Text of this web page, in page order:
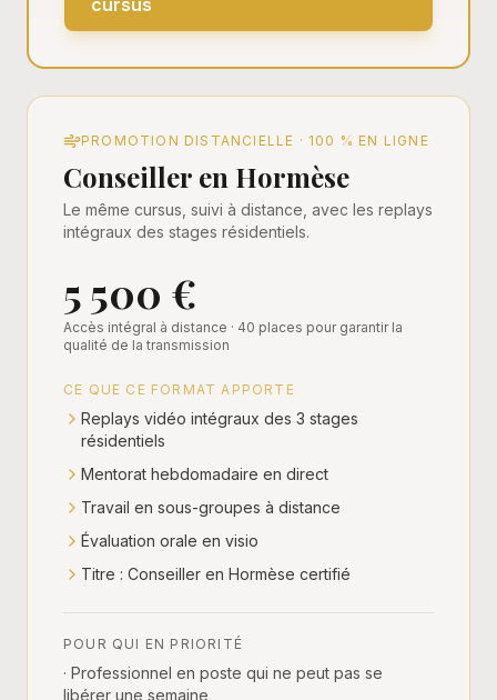
cursus
PROMOTION DISTANCIELLE · 100 % EN LIGNE
Conseiller en Hormèse
Le même cursus, suivi à distance, avec les replays
intégraux des stages résidentiels.
5 500 €
Accès intégral à distance · 40 places pour garantir la
qualité de la transmission
CE QUE CE FORMAT APPORTE
Replays vidéo intégraux des 3 stages
résidentiels
Mentorat hebdomadaire en direct
Travail en sous-groupes à distance
Évaluation orale en visio
Titre : Conseiller en Hormèse certifié
POUR QUI EN PRIORITÉ
· Professionnel en poste qui ne peut pas se
libérer une semaine